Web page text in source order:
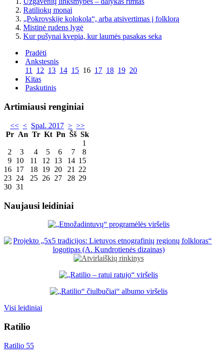
Ratiliokų monai
„Pokrovskije kolokola“, arba atsivertimas į folklorą
Mistinė rudens lygė
Kur pušynai kvepia, kur laumės pasakas seka
Pradėti
Ankstesnis
11 12 13 14 15 16 17 18 19 20
Kitas
Paskutinis
Artimiausi renginiai
<< < Spal. 2017 > >>
Pr An Tr Kt Pn Šš Sk
1
2
3 4 5 6 7
8
9 10 11 12 13 14 15
16 17 18 19 20 21
22
23 24 25 26 27 28 29
30 31
Naujausi leidiniai
Visi leidiniai
Ratilio
Ratilio 55